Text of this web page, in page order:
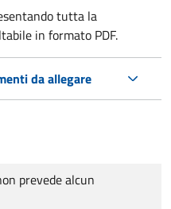
tutta la
in formato PDF.
da allegare
prevede alcun